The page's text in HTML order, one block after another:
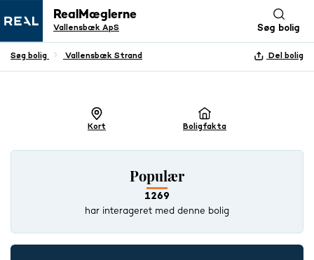
RealMæglerne
Vallensbæk ApS Søg bolig
Søg bolig Vallensbæk Strand Del bolig
+ 3 BILLEDER
Boligfakta
Kort
Populær
1269
har interageret med denne bolig